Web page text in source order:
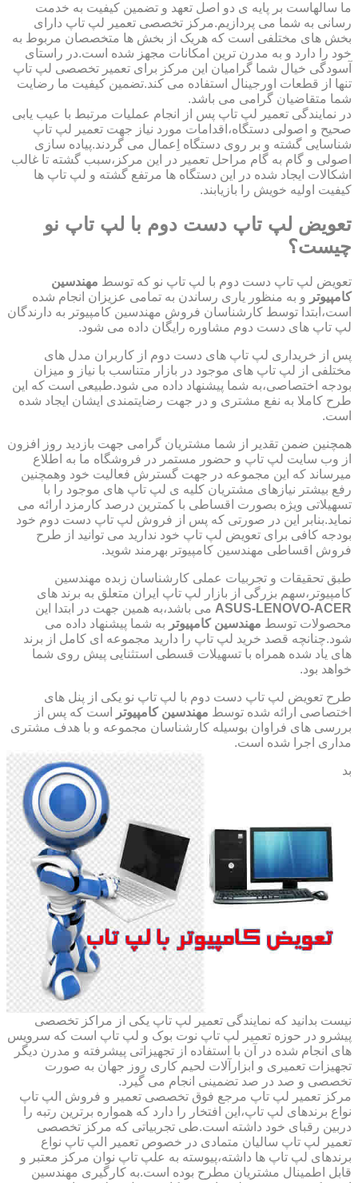
ما سالهاست بر پایه ی دو اصل تعهد و تضمین کیفیت به خدمت
رسانی به شما می پردازیم.مرکز تخصصی تعمیر لپ تاپ دارای
بخش های مختلفی است که هریک از بخش ها متخصصان مربوط به
خود را دارد و به مدرن ترین امکانات مجهز شده است.در راستای
آسودگی خیال شما گرامیان این مرکز برای تعمیر تخصصی لپ تاپ
تنها از قطعات اورجینال استفاده می کند.تضمین کیفیت ما رضایت
شما متقاضیان گرامی می باشد.
در نمایندگی تعمیر لپ تاپ پس از انجام عملیات مرتبط با عیب یابی
صحیح و اصولی دستگاه،اقدامات مورد نیاز جهت تعمیر لپ تاپ
شناسایی گشته و بر روی دستگاه اِعمال می گردند.پیاده سازی
اصولی و گام به گام مراحل تعمیر در این مرکز،سبب گشته تا غالب
اشکالات ایجاد شده در این دستگاه ها مرتفع گشته و لپ تاپ ها
کیفیت اولیه خویش را بازیابند.
تعویض لپ تاپ دست دوم با لپ تاپ نو
چیست؟
تعویض لپ تاپ دست دوم با لپ تاپ نو که توسط مهندسین
کامپیوتر و به منظور یاری رساندن به تمامی عزیزان انجام شده
است،ابتدا توسط کارشناسان فروش مهندسین کامپیوتر به دارندگان
لپ تاپ های دست دوم مشاوره رایگان داده می شود.
پس از خریداری لپ تاپ های دست دوم از کاربران مدل های
مختلفی از لپ تاپ های موجود در بازار متناسب با نیاز و میزان
بودجه اختصاصی،به شما پیشنهاد داده می شود.طبیعی است که این
طرح کاملا به نفع مشتری و در جهت رضایتمندی ایشان ایجاد شده
است.
همچنین ضمن تقدیر از شما مشتریان گرامی جهت بازدید روز افزون
از وب سایت لپ تاپ و حضور مستمر در فروشگاه ما به اطلاع
میرساند که این مجموعه در جهت گسترش فعالیت خود وهمچنین
رفع بیشتر نیازهای مشتریان کلیه ی لپ تاپ های موجود را با
تسهیلاتی ویژه بصورت اقساطی با کمترین درصد کارمزد ارائه می
نماید.بنابر این در صورتی که پس از فروش لپ تاپ دست دوم خود
بودجه کافی برای تعویض لپ تاپ خود ندارید می توانید از طرح
فروش اقساطی مهندسین کامپیوتر بهرمند شوید.
طبق تحقیقات و تجربیات عملی کارشناسان زبده مهندسین
کامپیوتر،سهم بزرگی از بازار لپ تاپ ایران متعلق به برند های
ASUS-LENOVO-ACER می باشد،به همین جهت در ابتدا این
محصولات توسط مهندسین کامپیوتر به شما پیشنهاد داده می
شود.چنانچه قصد خرید لپ تاپ را دارید مجموعه ای کامل از برند
های یاد شده همراه با تسهیلات قسطی استثنایی پیش روی شما
خواهد بود.
طرح تعویض لپ تاپ دست دوم با لپ تاپ نو یکی از پنل های
اختصاصی ارائه شده توسط مهندسین کامپیوتر
است که پس از
بررسی های فراوان بوسیله کارشناسان مجموعه و با هدف مشتری
مداری اجرا شده است.
بد
نیست بدانید که نمایندگی تعمیر لپ تاپ یکی از مراکز تخصصی
پیشرو در حوزه تعمیر لپ تاپ نوت بوک و لپ تاپ است که سرویس
های انجام شده در آن با استفاده از تجهیزاتی پیشرفته و مدرن دیگر
تجهیزات تعمیری و ابزارآلات لحیم کاری روز جهان به صورت
تخصصی و صد در صد تضمینی انجام می گیرد.
مرکز تعمیر لپ تاپ مرجع فوق تخصصی تعمیر و فروش الپ تاپ
نواع برندهای لپ تاپ،این افتخار را دارد که همواره برترین رتبه را
دربین رقبای خود داشته است.طی تجربیاتی که مرکز تخصصی
تعمیر لپ تاپ سالیان متمادی در خصوص تعمیر الپ تاپ نواع
برندهای لپ تاپ ها داشته،پیوسته به علپ تاپ نوان مرکز معتبر و
قابل اطمینال مشتریان مطرح بوده است.به کارگیری مهندسین